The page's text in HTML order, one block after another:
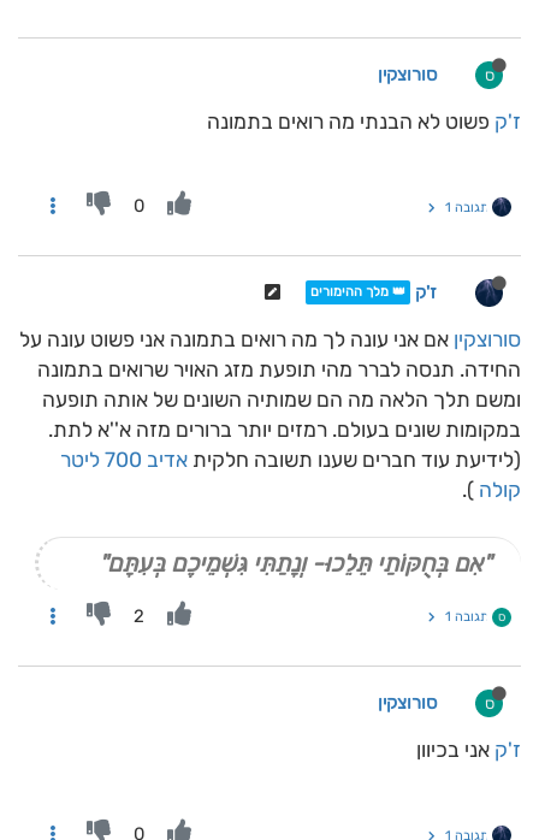
ס סורוצקין
ז'ק פשוט לא הבנתי מה רואים בתמונה
תגובה 1 0
ז'ק 👑 מלך ההימורים
סורוצקין אם אני עונה לך מה רואים בתמונה אני פשוט עונה על
החידה. תנסה לברר מהי תופעת מזג האויר שרואים בתמונה
ומשם תלך הלאה מה הם שמותיה השונים של אותה תופעה
במקומות שונים בעולם. רמזים יותר ברורים מזה א''א לתת.
(לידיעת עוד חברים שענו תשובה חלקית אדיב
700 ליטר
קולה ).
"אִם בְּחֻקּוֹתַי תֵּלֵכוּ- וְנָתַתִּי גִּשְׁמֵיכֶם בְּעִתָּם"
ס תגובה 1 2
ס סורוצקין
ז'ק אני בכיוון
תגובה 1 0